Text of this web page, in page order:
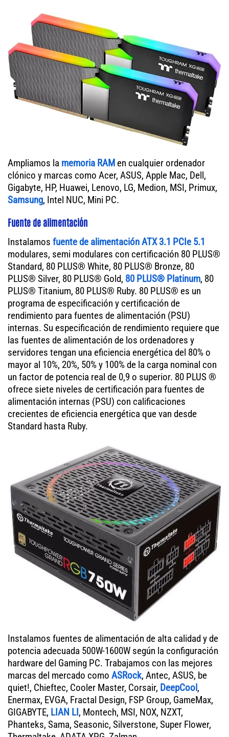
Ampliamos la memoria RAM en cualquier ordenador
clónico y marcas como Acer, ASUS, Apple Mac, Dell,
Gigabyte, HP, Huawei, Lenovo, LG, Medion, MSI, Primux,
Samsung, Intel NUC, Mini PC.
Fuente de alimentación
Instalamos fuente de alimentación ATX 3.1 PCIe 5.1
modulares, semi modulares con certificación 80 PLUS®
Standard, 80 PLUS® White, 80 PLUS® Bronze, 80
PLUS® Silver, 80 PLUS® Gold, 80 PLUS® Platinum, 80
PLUS® Titanium, 80 PLUS® Ruby. 80 PLUS® es un
programa de especificación y certificación de
rendimiento para fuentes de alimentación (PSU)
internas. Su especificación de rendimiento requiere que
las fuentes de alimentación de los ordenadores y
servidores tengan una eficiencia energética del 80% o
mayor al 10%, 20%, 50% y 100% de la carga nominal con
un factor de potencia real de 0,9 o superior. 80 PLUS ®
ofrece siete niveles de certificación para fuentes de
alimentación internas (PSU) con calificaciones
crecientes de eficiencia energética que van desde
Standard hasta Ruby.
Instalamos fuentes de alimentación de alta calidad y de
potencia adecuada 500W-1600W según la configuración
hardware del Gaming PC. Trabajamos con las mejores
marcas del mercado como ASRock, Antec, ASUS, be
quiet!, Chieftec, Cooler Master, Corsair, DeepCool,
Enermax, EVGA, Fractal Design, FSP Group, GameMax,
GIGABYTE, LIAN LI, Montech, MSI, NOX, NZXT,
Phanteks, Sama, Seasonic, Silverstone, Super Flower,